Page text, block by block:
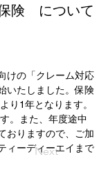
険 について
Next
けの「クレーム対応
いたしました。保険
り1年となります。
。また、年度途中
おりますので、ご加
ィーディーエイまで